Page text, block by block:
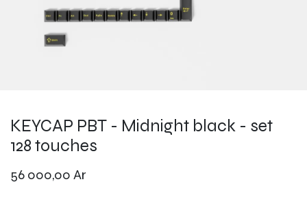
KEYCAP PBT - Midnight black - set
128 touches
56 000,00 Ar